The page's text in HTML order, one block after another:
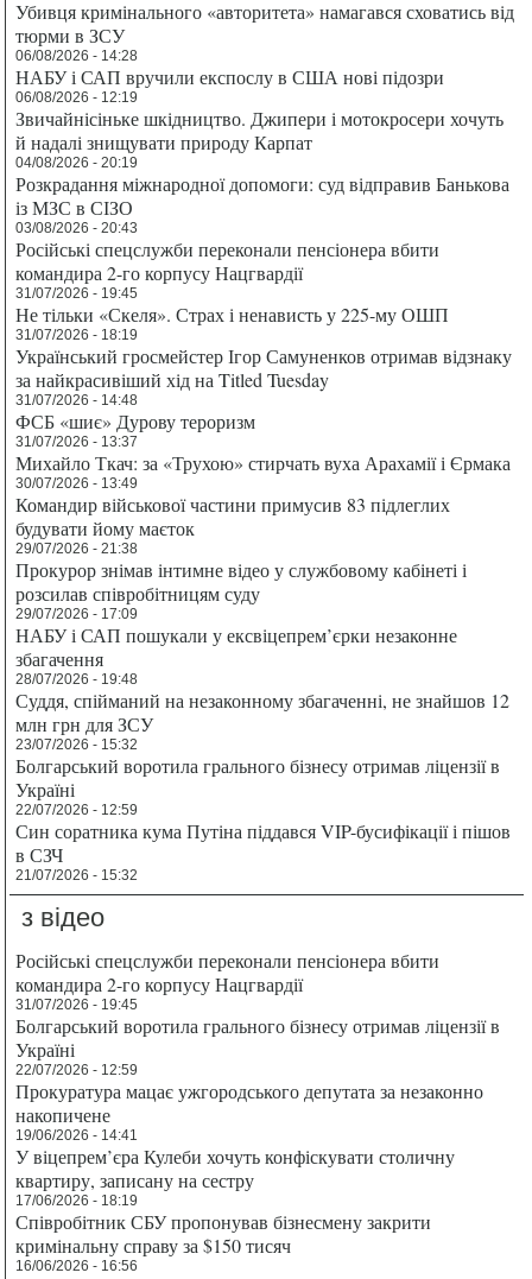
Убивця кримінального «авторитета» намагався сховатись від
тюрми в ЗСУ
06/08/2026 - 14:28
НАБУ і САП вручили експослу в США нові підозри
06/08/2026 - 12:19
Звичайнісіньке шкідництво. Джипери і мотокросери хочуть
й надалі знищувати природу Карпат
04/08/2026 - 20:19
Розкрадання міжнародної допомоги: суд відправив Банькова
із МЗС в СІЗО
03/08/2026 - 20:43
Російські спецслужби переконали пенсіонера вбити
командира 2-го корпусу Нацгвардії
31/07/2026 - 19:45
Не тільки «Скеля». Страх і ненависть у 225-му ОШП
31/07/2026 - 18:19
Український гросмейстер Ігор Самуненков отримав відзнаку
за найкрасивіший хід на Titled Tuesday
31/07/2026 - 14:48
ФСБ «шиє» Дурову тероризм
31/07/2026 - 13:37
Михайло Ткач: за «Трухою» стирчать вуха Арахамії і Єрмака
30/07/2026 - 13:49
Командир військової частини примусив 83 підлеглих
будувати йому маєток
29/07/2026 - 21:38
Прокурор знімав інтимне відео у службовому кабінеті і
розсилав співробітницям суду
29/07/2026 - 17:09
НАБУ і САП пошукали у ексвіцепрем’єрки незаконне
збагачення
28/07/2026 - 19:48
Суддя, спійманий на незаконному збагаченні, не знайшов 12
млн грн для ЗСУ
23/07/2026 - 15:32
Болгарський воротила грального бізнесу отримав ліцензії в
Україні
22/07/2026 - 12:59
Син соратника кума Путіна піддався VIP-бусифікації і пішов
в СЗЧ
21/07/2026 - 15:32
з відео
Російські спецслужби переконали пенсіонера вбити
командира 2-го корпусу Нацгвардії
31/07/2026 - 19:45
Болгарський воротила грального бізнесу отримав ліцензії в
Україні
22/07/2026 - 12:59
Прокуратура мацає ужгородського депутата за незаконно
накопичене
19/06/2026 - 14:41
У віцепрем’єра Кулеби хочуть конфіскувати столичну
квартиру, записану на сестру
17/06/2026 - 18:19
Співробітник СБУ пропонував бізнесмену закрити
кримінальну справу за $150 тисяч
16/06/2026 - 16:56